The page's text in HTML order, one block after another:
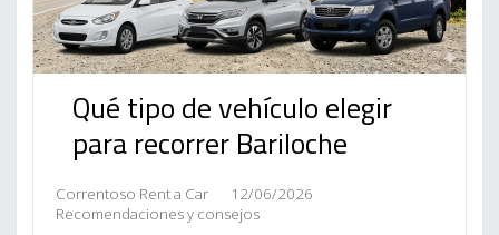
Qué tipo de vehículo elegir
para recorrer Bariloche
Correntoso Rent a Car
12/06/2026
Recomendaciones y consejos